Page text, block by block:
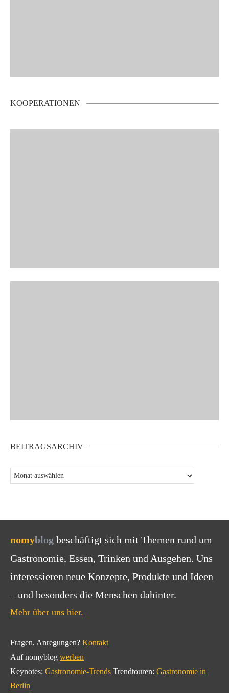
KOOPERATIONEN
BEITRAGSARCHIV
nomyblog beschäftigt sich mit Themen rund um
Gastronomie, Essen, Trinken und Ausgehen. Uns
interessieren neue Konzepte, Produkte und Ideen
– und besonders die Menschen dahinter.
Mehr über uns hier.
Fragen, Anregungen? Kontakt
Auf nomyblog werben
Keynotes: Gastronomie-Trends Trendtouren: Gastronomie in
Berlin